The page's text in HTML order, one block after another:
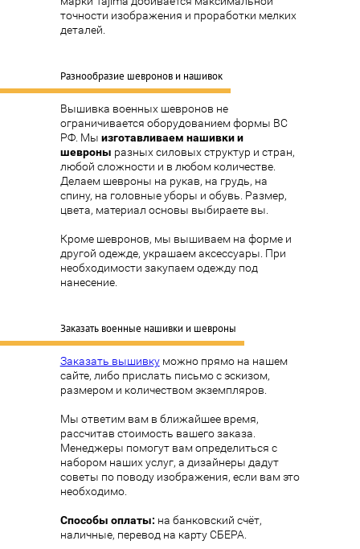
точности изображения и проработки мелких
деталей.
Разнообразие шевронов и нашивок
Вышивка военных шевронов не
ограничивается оборудованием формы ВС
РФ. Мы изготавливаем нашивки и
шевроны разных силовых структур и стран,
любой сложности и в любом количестве.
Делаем шевроны на рукав, на грудь, на
спину, на головные уборы и обувь. Размер,
цвета, материал основы выбираете вы.
Кроме шевронов, мы вышиваем на форме и
другой одежде, украшаем аксессуары. При
необходимости закупаем одежду под
нанесение.
Заказать военные нашивки и шевроны
Заказать вышивкуможно прямо на нашем
сайте, либо прислать письмо с эскизом,
размером и количеством экземпляров.
Мы ответим вам в ближайшее время,
рассчитав стоимость вашего заказа.
Менеджеры помогут вам определиться с
набором наших услуг, а дизайнеры дадут
советы по поводу изображения, если вам это
необходимо.
Способы оплаты: на банковский счёт,
наличные, перевод на карту СБЕРА.